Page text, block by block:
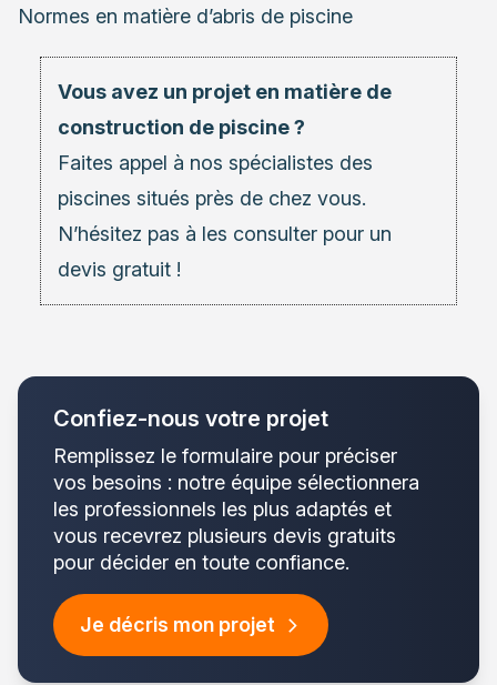
Normes en matière d’abris de piscine
Vous avez un projet en matière de
construction de piscine ?
Faites appel à nos spécialistes des
piscines situés près de chez vous.
N’hésitez pas à les consulter pour un
devis gratuit !
Confiez-nous votre projet
Remplissez le formulaire pour préciser
vos besoins : notre équipe sélectionnera
les professionnels les plus adaptés et
vous recevrez plusieurs devis gratuits
pour décider en toute confiance.
Je décris mon projet